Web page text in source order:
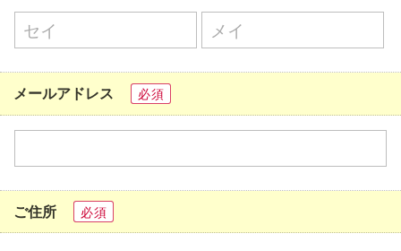
メールアドレス 必須
ご住所 必須